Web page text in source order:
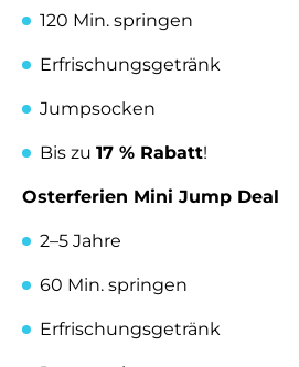
120 Min. springen
Erfrischungsgetränk
Jumpsocken
Bis zu 17 % Rabatt!
Osterferien Mini Jump Deal
2–5 Jahre
60 Min. springen
Erfrischungsgetränk